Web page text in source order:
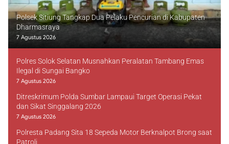
Polsek Sitiung Tangkap Dua Pelaku Pencurian di Kabupaten
Dharmasraya
7 Agustus 2026
Polres Solok Selatan Musnahkan Peralatan Tambang Emas
Ilegal di Sungai Bangko
7 Agustus 2026
Ditreskrimum Polda Sumbar Lampaui Target Operasi Pekat
dan Sikat Singgalang 2026
7 Agustus 2026
Polresta Padang Sita 18 Sepeda Motor Berknalpot Brong saat
Patroli